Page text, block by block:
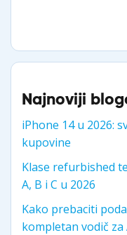
Najnoviji
iPhone 14 u 2026:
kupovine
Klase refurbished
A, B i C u 2026
Kako prebaciti
kompletan vodič